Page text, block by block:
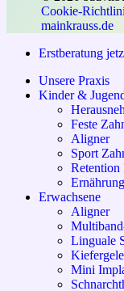
Cookie-
mainkrauss.de
Close
Erstberatung
Unsere Praxis
Kinder &
Feste
Aligner
Sport
Retention
Erwachsene
Aligner
Linguale
Mini